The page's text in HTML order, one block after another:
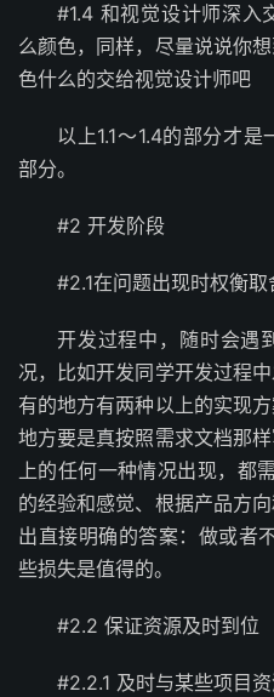
#1.4 和视觉设计师深入
么颜色，同样，尽量说说你
色什么的交给视觉设计师吧
以上1.1～1.4的部分才
部分。
#2 开发阶段
#2.1在问题出现时权衡
开发过程中，随时会遇
况，比如开发同学开发过程
有的地方有两种以上的实现
地方要是真按照需求文档那
上的任何一种情况出现，都
的经验和感觉、根据产品方
出直接明确的答案：做或者
些损失是值得的。
#2.2 保证资源及时到位
#2.2.1 及时与某些项目